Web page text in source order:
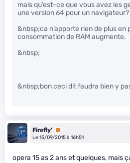
mais qu’est-ce que vous avez les
une version 64 pour un navigateur?
&nbsp;ca n’apporte rien de plus en
consommation de RAM augmente.
&nbsp;
&nbsp;bon ceci dit faudra bien y
Firefly' Premium
Le 15/09/2015 à 16h51
opera 15 as 2 ans et quelques, mais